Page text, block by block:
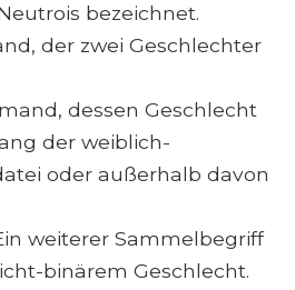
bezeichnet.
der zwei Geschlechter
dessen Geschlecht
der weiblich-
oder außerhalb davon
weiterer Sammelbegriff
binärem Geschlecht.